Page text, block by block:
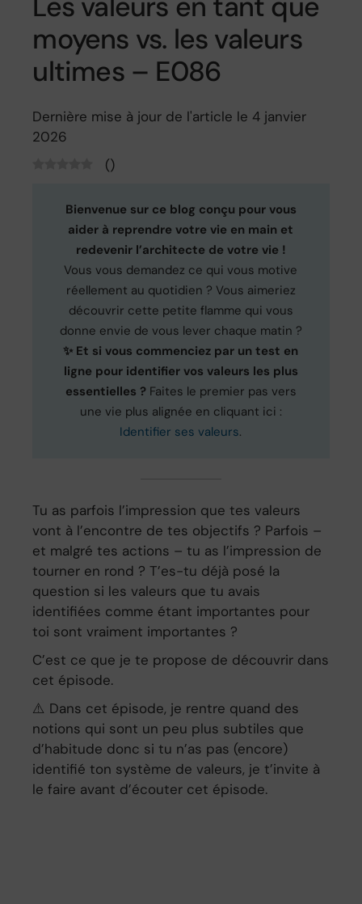
moyens vs. les valeurs
ultimes – E086
Dernière mise à jour de l'article le 4 janvier
2026
()
Bienvenue sur ce blog conçu pour vous
aider à reprendre votre vie en main et
redevenir l’architecte de votre vie !
Vous vous demandez ce qui vous motive
réellement au quotidien ? Vous aimeriez
découvrir cette petite flamme qui vous
donne envie de vous lever chaque matin ?
✨ Et si vous commenciez par un test en
ligne pour identifier vos valeurs les plus
essentielles ?Faites le premier pas vers
une vie plus alignée en cliquant ici :
Identifier ses valeurs.
Tu as parfois l’impression que tes valeurs
vont à l’encontre de tes objectifs ? Parfois –
et malgré tes actions – tu as l’impression de
tourner en rond ? T’es-tu déjà posé la
question si les valeurs que tu avais
identifiées comme étant importantes pour
toi sont vraiment importantes ?
C’est ce que je te propose de découvrir dans
cet épisode.
⚠️ Dans cet épisode, je rentre quand des
notions qui sont un peu plus subtiles que
d’habitude donc si tu n’as pas (encore)
identifié ton système de valeurs, je t’invite à
le faire avant d’écouter cet épisode.